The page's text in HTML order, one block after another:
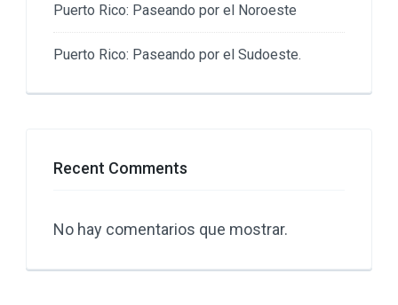
Puerto Rico: Paseando por el Noroeste
Puerto Rico: Paseando por el Sudoeste.
Recent Comments
No hay comentarios que mostrar.